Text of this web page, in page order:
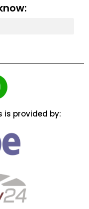
is provided by: